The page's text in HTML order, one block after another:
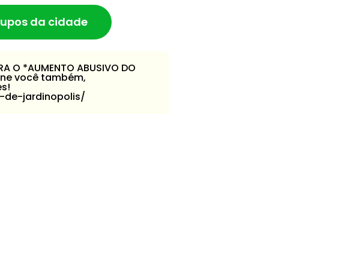
da cidade
O *AUMENTO ABUSIVO DO
você também,
jardinopolis/